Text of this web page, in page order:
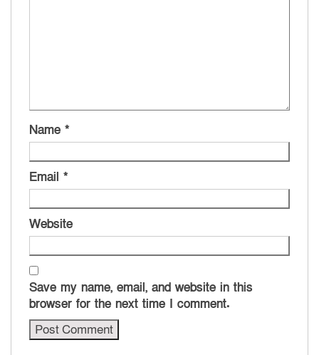
Name *
Email *
Website
Save my name, email, and website in this
browser for the next time I comment.